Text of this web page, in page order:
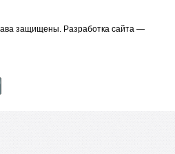
защищены. Разработка cайта —